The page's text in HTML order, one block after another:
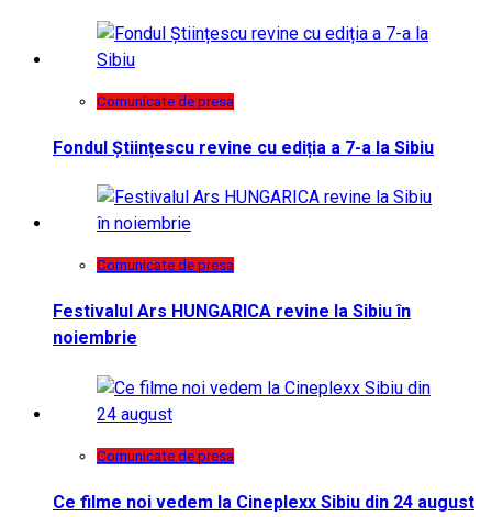
Comunicate de presa
Fondul Științescu revine cu ediția a 7-a la Sibiu
Comunicate de presa
Festivalul Ars HUNGARICA revine la Sibiu în
noiembrie
Comunicate de presa
Ce filme noi vedem la Cineplexx Sibiu din 24 august